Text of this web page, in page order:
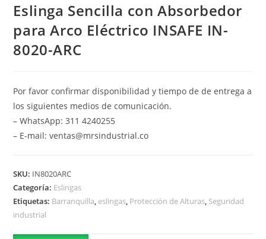
Eslinga Sencilla con Absorbedor
para Arco Eléctrico INSAFE IN-
8020-ARC
Por favor confirmar disponibilidad y tiempo de de entrega a
los siguientes medios de comunicación.
– WhatsApp: 311 4240255
– E-mail: ventas@mrsindustrial.co
SKU: IN8020ARC
Categoría: Eslingas
Etiquetas: Barranquilla, eslingas, Protección de Alturas, Seguridad
industrial